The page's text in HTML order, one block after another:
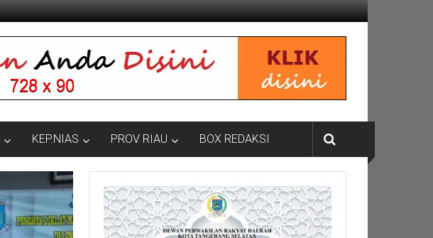
KEP.NIAS PROV RIAU BOX REDAKSI